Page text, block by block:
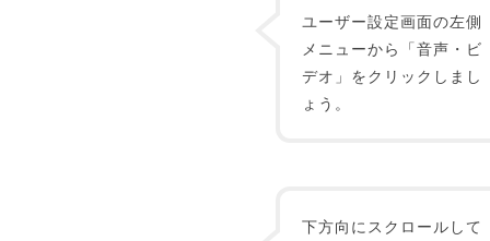
ユーザー設定画面の左側
メニューから「音声・ビ
デオ」をクリックしまし
ょう。
下方向にスクロールして